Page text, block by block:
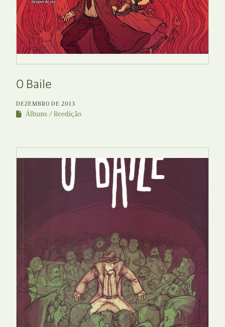
O Baile
DEZEMBRO DE 2013
Álbuns Reedição